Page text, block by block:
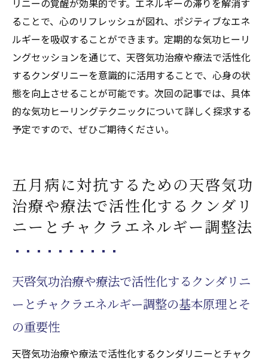
ることで、心のリフレッシュが図れ、ポジティブなエネ
ルギーを吸収することができます。定期的な気功ヒーリ
ングセッションを通じて、天啓気功治療や療法で活性化
するクンダリニーを意識的に活用することで、心身の状
態を向上させることが可能です。次回の記事では、具体
的な気功ヒーリングテクニックについて詳しく探求する
予定ですので、ぜひご期待ください。
五月病に対抗するための天啓気功
治療や療法で活性化するクンダリ
ニーとチャクラエネルギー調整法
天啓気功治療や療法で活性化するクンダリニ
ーとチャクラエネルギー調整の基本原理とそ
の重要性
天啓気功治療や療法で活性化するクンダリニーとチャク